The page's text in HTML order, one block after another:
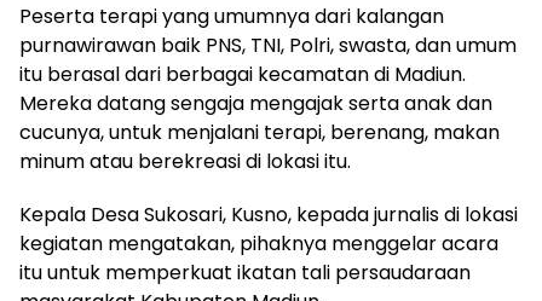
Peserta terapi yang umumnya dari kalangan
purnawirawan baik PNS, TNI, Polri, swasta, dan umum
itu berasal dari berbagai kecamatan di Madiun.
Mereka datang sengaja mengajak serta anak dan
cucunya, untuk menjalani terapi, berenang, makan
minum atau berekreasi di lokasi itu.
Kepala Desa Sukosari, Kusno, kepada jurnalis di lokasi
kegiatan mengatakan, pihaknya menggelar acara
itu untuk memperkuat ikatan tali persaudaraan